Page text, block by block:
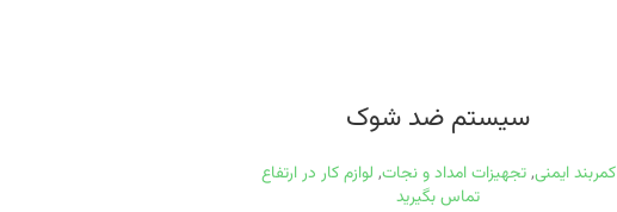
سیستم ضد شوک
کمربند ایمنی, تجهیزات امداد و نجات, لوازم کار در ارتفاع
تماس بگیرید